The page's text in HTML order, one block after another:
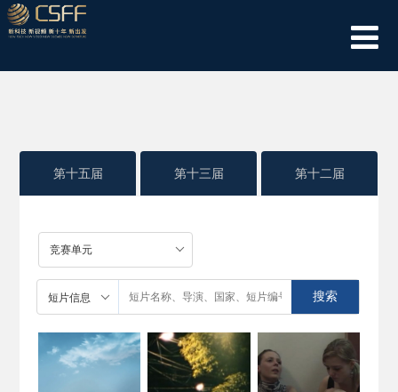
第十五届 第十三届 第十二届